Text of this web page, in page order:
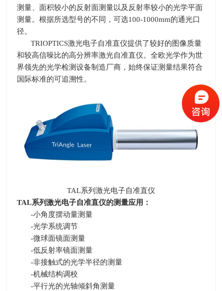
测量、面积较小的反射面测量以及反射率较小的光学平面
测量。根据所选型号的不同，可选100-1000mm的通光口
径。
TRIOPTICS激光电子自准直仪提供了较好的图像质量
和较高信噪比的高分辨率激光自准直仪。全欧光学作为世
界领先的光学检测设备制造厂商，始终保证测量结果符合
国际标准的可追溯性。
TAL系列激光电子自准直仪
TAL系列激光电子自准直仪的测量应用：
-小角度摆动量测量
-光学系统调节
-微球面镜面测量
-低反射率镜面测量
-非接触式的光学半径的测量
-机械结构调校
-平行光的光轴倾斜角测量